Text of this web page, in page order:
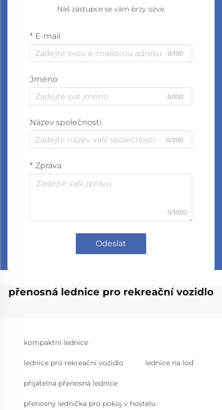
Náš zástupce se vám brzy ozve.
E-mail
0/100
Jméno
0/100
Název společnosti
0/200
Zpráva
0/1000
Odeslat
přenosná lednice pro rekreační vozidlo
kompaktní lednice
lednice pro rekreační vozidlo lednice na loď
přijatelná přenosná lednice
přenosný lednička pro pokoj v hostelu